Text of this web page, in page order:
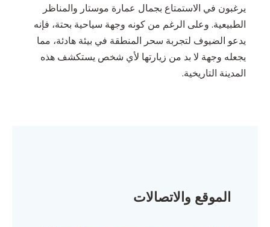
يرغبون في الاستمتاع بجمال عمارة موستار والمناظر
الطبيعية. وعلى الرغم من كونه وجهة سياحية بحتة، فإنه
يدعو الضيوف لتجربة سحر المنطقة في بيئة هادئة، مما
يجعله وجهة لا بد من زيارتها لأي شخص يستكشف هذه
المدينة التاريخية.
الموقع والاتصالات